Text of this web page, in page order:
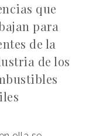
que
para
de la
de los